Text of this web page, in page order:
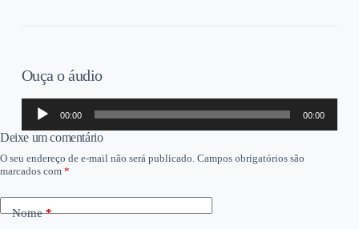
Ouça o áudio
Tocador
áudio
00:00 00:00
Deixe um comentário
O seu endereço de e-mail não será publicado. Campos obrigatórios são
marcados com *
Nome*